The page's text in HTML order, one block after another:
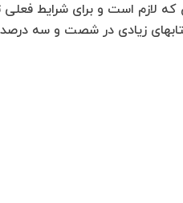
لازم است و برای شرایط فعلی
کتابهای زیادی در شصت و سه